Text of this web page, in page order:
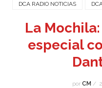
DCA RADIO NOTICIAS
La
especial
por CM /